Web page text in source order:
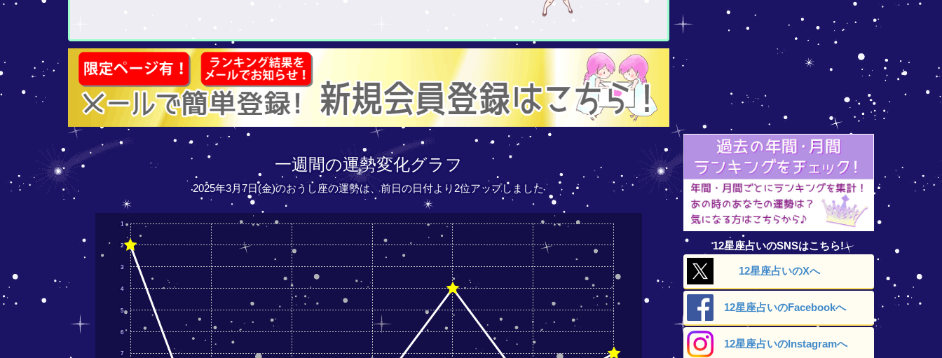
一週間の運勢変化グラフ
2025年3月7日(金)のおうし座の運勢は、前日の日付より 2位アップしました
7
6
5
4
3
2
1
12星座占いのSNSはこちら!
12星座占いのXへ
12星座占いのFacebookへ
12星座占いのInstagramへ